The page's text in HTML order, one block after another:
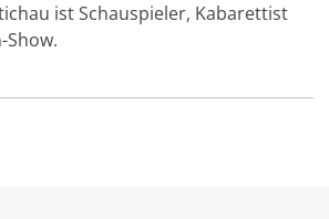
ist Schauspieler, Kabarettist
Show.